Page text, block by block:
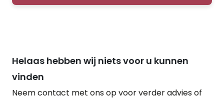
Helaas hebben wij niets voor u kunnen
vinden
Neem contact met ons op voor verder advies of